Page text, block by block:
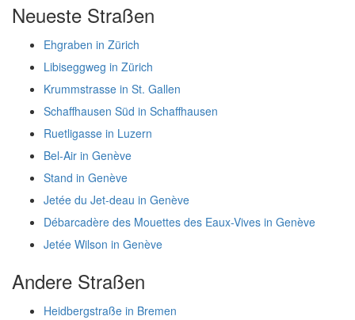
Neueste Straßen
Ehgraben in Zürich
Libiseggweg in Zürich
Krummstrasse in St. Gallen
Schaffhausen Süd in Schaffhausen
Ruetligasse in Luzern
Bel-Air in Genève
Stand in Genève
Jetée du Jet-deau in Genève
Débarcadère des Mouettes des Eaux-Vives in Genève
Jetée Wilson in Genève
Andere Straßen
Heidbergstraße in Bremen